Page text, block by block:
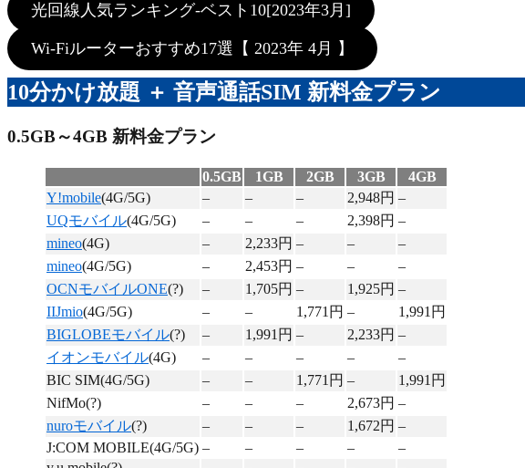
光回線人気ランキング-ベスト10[2023年3月]
Wi-Fiルーターおすすめ17選【 2023年 4月 】
10分かけ放題 ＋ 音声通話SIM 新料金プラン
0.5GB～4GB 新料金プラン
0.5GB 1GB 2GB 3GB
4GB
Y!mobile(4G/5G) – – – 2,948円 –
UQモバイル(4G/5G) – – – 2,398円 –
mineo(4G) – 2,233円 – –
–
mineo(4G/5G) – 2,453円 – –
–
OCNモバイルONE(?) – 1,705円 – 1,925円 –
IIJmio(4G/5G) – – 1,771円 –
1,991円
BIGLOBEモバイル(?) – 1,991円 – 2,233円 –
イオンモバイル(4G) – – – –
–
BIC SIM(4G/5G)
– – 1,771円 –
1,991円
NifMo(?)
– – – 2,673円 –
nuroモバイル(?) – – – 1,672円 –
J:COM MOBILE(4G/5G) – – – –
–